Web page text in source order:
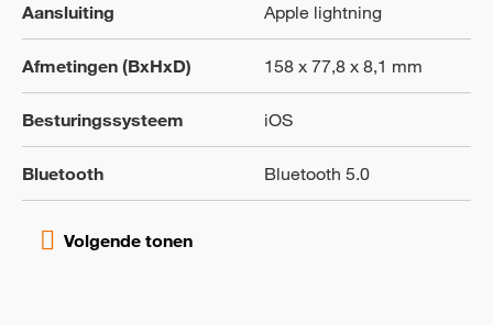
Aansluiting Apple lightning
Afmetingen (BxHxD) 158 x 77,8 x 8,1 mm
Besturingssysteem iOS
Bluetooth Bluetooth 5.0